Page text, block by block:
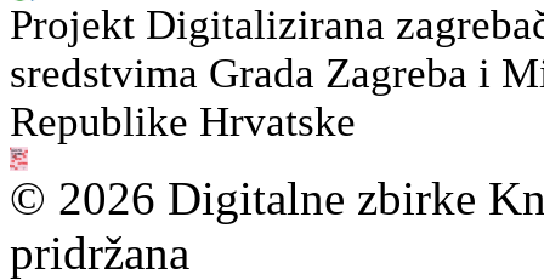
Projekt Digitalizirana
sredstvima Grada Zagreba i
Republike Hrvatske
© 2026 Digitalne zbirke
pridržana